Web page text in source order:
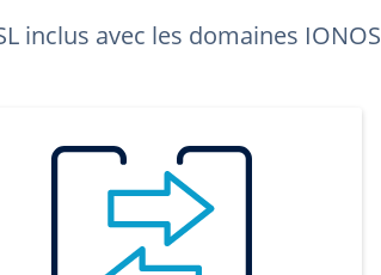
inclus avec les domaines IONOS